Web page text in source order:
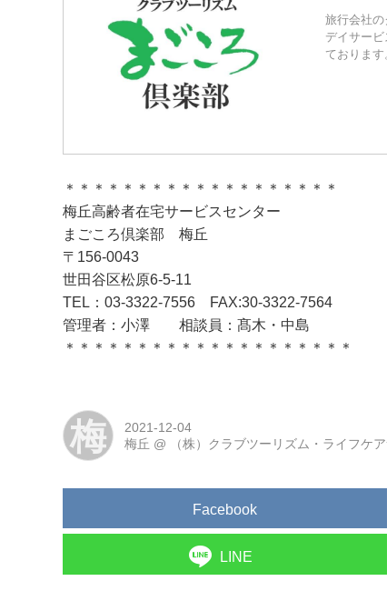
旅行会社
デイサー
ております
＊＊＊＊＊＊＊＊＊＊＊＊＊＊＊＊＊＊＊
梅丘高齢者在宅サービスセンター
まごころ倶楽部 梅丘
〒156-0043
世田谷区松原6-5-11
TEL：03-3322-7556 FAX:30-3322-7564
管理者：小澤 相談員：髙木・中島
＊＊＊＊＊＊＊＊＊＊＊＊＊＊＊＊＊＊＊＊
梅
2021-12-04
梅丘 @ （株）クラブツーリズム・ライフケ
Facebook
LINE